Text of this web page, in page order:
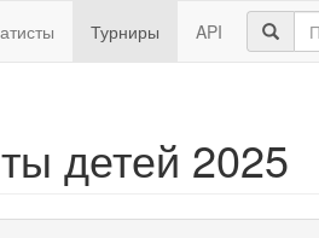
Турниры API
детей 2025